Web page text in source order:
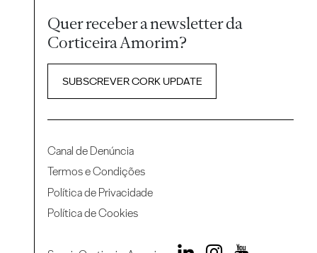
Quer receber a newsletter da
Corticeira Amorim?
SUBSCREVER CORK UPDATE
Canal de Denúncia
Termos e Condições
Política de Privacidade
Política de Cookies